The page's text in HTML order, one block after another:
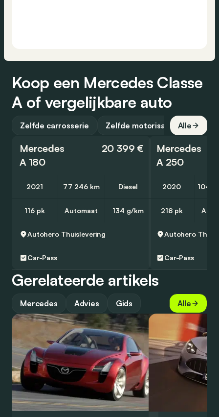
Koop een Mercedes Classe
A of vergelijkbare auto
Zelfde carrosserie Zelfde motorisatie Alle
Mercedes
A 180
20 399 €
2021 77 246 km Diesel
116 pk Automaat 134 g/km
Autohero Thuislevering
Car-Pass
Mercedes
A 250
2020 104
218 pk
Autohero
Car-Pass
Gerelateerde artikels
Mercedes Advies Gids Alle